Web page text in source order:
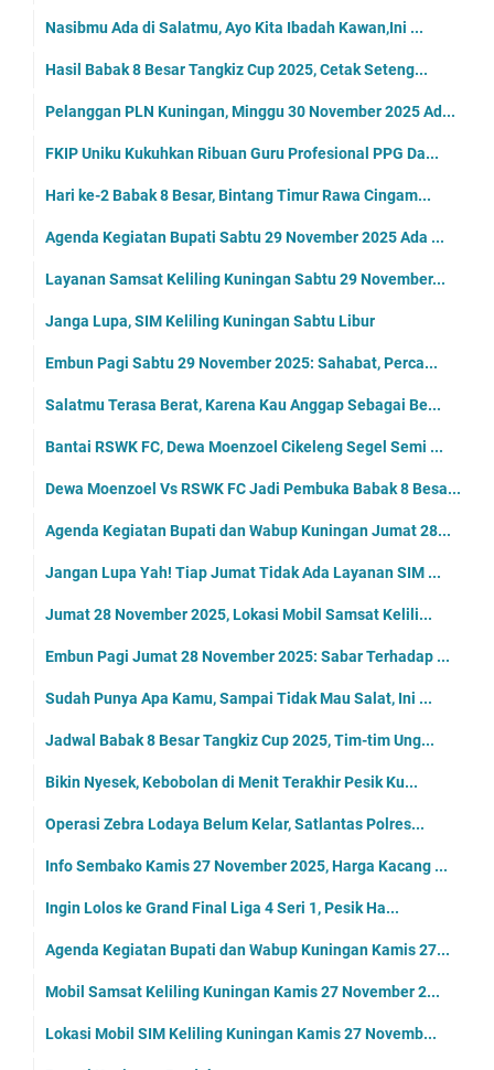
Nasibmu Ada di Salatmu, Ayo Kita Ibadah Kawan,Ini ...
Hasil Babak 8 Besar Tangkiz Cup 2025, Cetak Seteng...
Pelanggan PLN Kuningan, Minggu 30 November 2025 Ad...
FKIP Uniku Kukuhkan Ribuan Guru Profesional PPG Da...
Hari ke-2 Babak 8 Besar, Bintang Timur Rawa Cingam...
Agenda Kegiatan Bupati Sabtu 29 November 2025 Ada ...
Layanan Samsat Keliling Kuningan Sabtu 29 November...
Janga Lupa, SIM Keliling Kuningan Sabtu Libur
Embun Pagi Sabtu 29 November 2025: Sahabat, Perca...
Salatmu Terasa Berat, Karena Kau Anggap Sebagai Be...
Bantai RSWK FC, Dewa Moenzoel Cikeleng Segel Semi ...
Dewa Moenzoel Vs RSWK FC Jadi Pembuka Babak 8 Besa...
Agenda Kegiatan Bupati dan Wabup Kuningan Jumat 28...
Jangan Lupa Yah! Tiap Jumat Tidak Ada Layanan SIM ...
Jumat 28 November 2025, Lokasi Mobil Samsat Kelili...
Embun Pagi Jumat 28 November 2025: Sabar Terhadap ...
Sudah Punya Apa Kamu, Sampai Tidak Mau Salat, Ini ...
Jadwal Babak 8 Besar Tangkiz Cup 2025, Tim-tim Ung...
Bikin Nyesek, Kebobolan di Menit Terakhir Pesik Ku...
Operasi Zebra Lodaya Belum Kelar, Satlantas Polres...
Info Sembako Kamis 27 November 2025, Harga Kacang ...
Ingin Lolos ke Grand Final Liga 4 Seri 1, Pesik Ha...
Agenda Kegiatan Bupati dan Wabup Kuningan Kamis 27...
Mobil Samsat Keliling Kuningan Kamis 27 November 2...
Lokasi Mobil SIM Keliling Kuningan Kamis 27 Novemb...